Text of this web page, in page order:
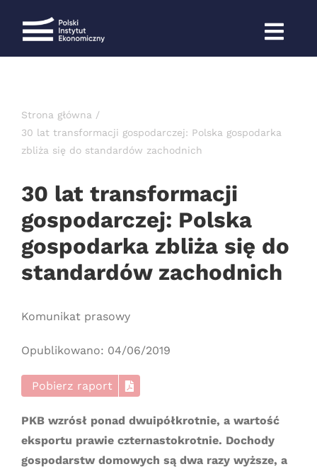
Strona główna
30 lat transformacji gospodarczej: Polska gospodarka
zbliża się do standardów zachodnich
30 lat transformacji
gospodarczej: Polska
gospodarka zbliża się do
standardów zachodnich
Komunikat prasowy
Opublikowano: 04/06/2019
Pobierz raport
PKB wzrósł ponad dwuipółkrotnie, a wartość
eksportu prawie czternastokrotnie. Dochody
gospodarstw domowych są dwa razy wyższe, a